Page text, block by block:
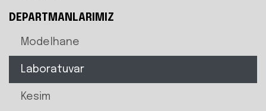
DEPARTMANLARIMIZ
Modelhane
Laboratuvar
Kesim